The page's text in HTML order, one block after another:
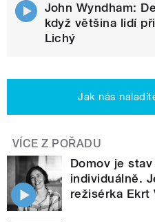
John Wyndham:
když většina lidí
Lichý
Jak nás
VÍCE Z POŘADU
Domov je
individuálně.
režisérka Ekrt